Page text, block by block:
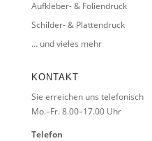
Aufkleber- & Foliendruck
Schilder- & Plattendruck
… und vieles mehr
KONTAKT
Sie erreichen uns telefonisch
Mo.–Fr. 8.00–17.00 Uhr
Telefon